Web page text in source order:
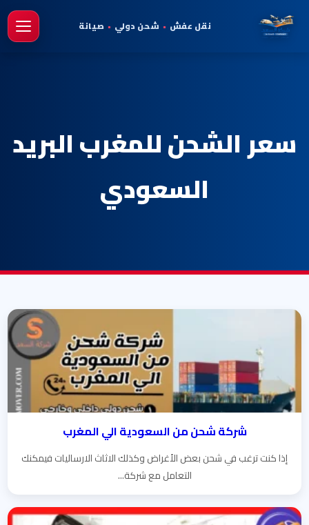
نقل عفش • شحن دولي • صيانة
سعر الشحن للمغرب البريد
السعودي
شركة شحن من السعودية الي المغرب
إذا كنت ترغب في شحن بعض الأغراض وكذلك الاثاث الارساليات فيمكنك
التعامل مع شركة...